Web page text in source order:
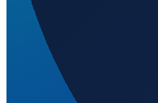
Mexico City